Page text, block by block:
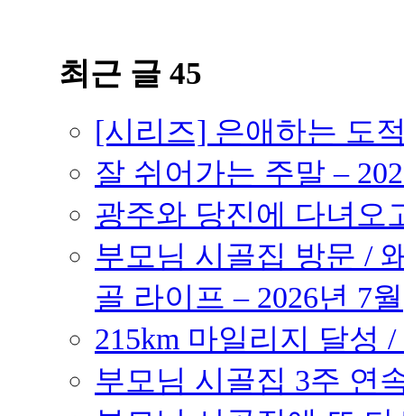
최근 글 45
[시리즈] 은애하는 도
잘 쉬어가는 주말 –
광주와 당진에 다녀오
부모님 시골집 방문 /
골 라이프 – 2026년 7월
215km 마일리지 달성
부모님 시골집 3주 연